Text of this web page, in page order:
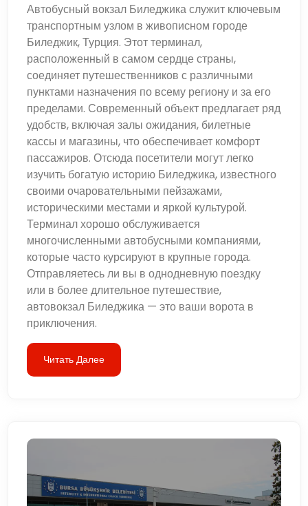
Автобусный вокзал Биледжика служит ключевым
транспортным узлом в живописном городе
Биледжик, Турция. Этот терминал,
расположенный в самом сердце страны,
соединяет путешественников с различными
пунктами назначения по всему региону и за его
пределами. Современный объект предлагает ряд
удобств, включая залы ожидания, билетные
кассы и магазины, что обеспечивает комфорт
пассажиров. Отсюда посетители могут легко
изучить богатую историю Биледжика, известного
своими очаровательными пейзажами,
историческими местами и яркой культурой.
Терминал хорошо обслуживается
многочисленными автобусными компаниями,
которые часто курсируют в крупные города.
Отправляетесь ли вы в однодневную поездку
или в более длительное путешествие,
автовокзал Биледжика — это ваши ворота в
приключения.
Читать Далее